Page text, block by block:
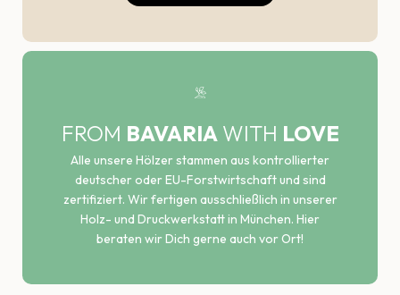
FROM BAVARIA WITH LOVE
Alle unsere Hölzer stammen aus kontrollierter
deutscher oder EU-Forstwirtschaft und sind
zertifiziert. Wir fertigen ausschließlich in unserer
Holz- und Druckwerkstatt in München. Hier
beraten wir Dich gerne auch vor Ort!